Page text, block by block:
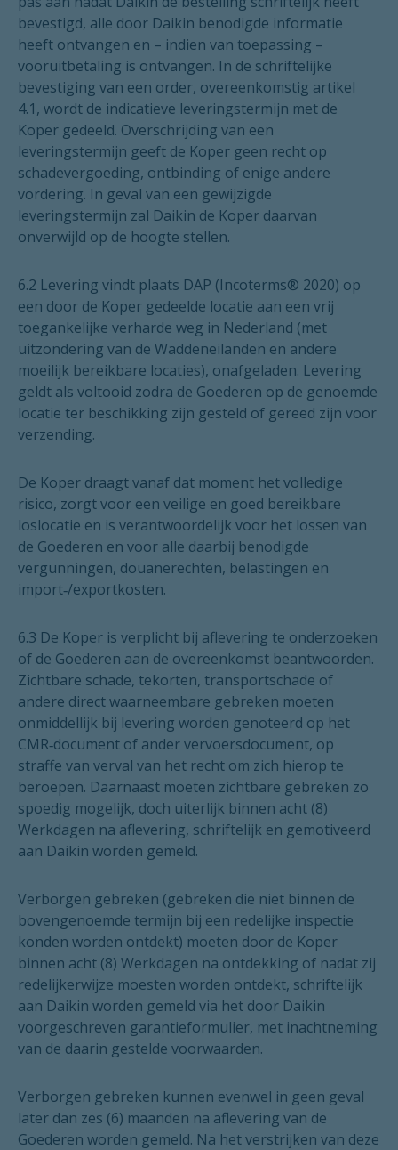
bevestigd, alle door Daikin benodigde informatie
heeft ontvangen en – indien van toepassing –
vooruitbetaling is ontvangen. In de schriftelijke
bevestiging van een order, overeenkomstig artikel
4.1, wordt de indicatieve leveringstermijn met de
Koper gedeeld. Overschrijding van een
leveringstermijn geeft de Koper geen recht op
schadevergoeding, ontbinding of enige andere
vordering. In geval van een gewijzigde
leveringstermijn zal Daikin de Koper daarvan
onverwijld op de hoogte stellen.
6.2 Levering vindt plaats DAP (Incoterms® 2020) op
een door de Koper gedeelde locatie aan een vrij
toegankelijke verharde weg in Nederland (met
uitzondering van de Waddeneilanden en andere
moeilijk bereikbare locaties), onafgeladen. Levering
geldt als voltooid zodra de Goederen op de genoemde
locatie ter beschikking zijn gesteld of gereed zijn voor
verzending.
De Koper draagt vanaf dat moment het volledige
risico, zorgt voor een veilige en goed bereikbare
loslocatie en is verantwoordelijk voor het lossen van
de Goederen en voor alle daarbij benodigde
vergunningen, douanerechten, belastingen en
import‑/exportkosten.
6.3 De Koper is verplicht bij aflevering te onderzoeken
of de Goederen aan de overeenkomst beantwoorden.
Zichtbare schade, tekorten, transportschade of
andere direct waarneembare gebreken moeten
onmiddellijk bij levering worden genoteerd op het
CMR‑document of ander vervoersdocument, op
straffe van verval van het recht om zich hierop te
beroepen. Daarnaast moeten zichtbare gebreken zo
spoedig mogelijk, doch uiterlijk binnen acht (8)
Werkdagen na aflevering, schriftelijk en gemotiveerd
aan Daikin worden gemeld.
Verborgen gebreken (gebreken die niet binnen de
bovengenoemde termijn bij een redelijke inspectie
konden worden ontdekt) moeten door de Koper
binnen acht (8) Werkdagen na ontdekking of nadat zij
redelijkerwijze moesten worden ontdekt, schriftelijk
aan Daikin worden gemeld via het door Daikin
voorgeschreven garantieformulier, met inachtneming
van de daarin gestelde voorwaarden.
Verborgen gebreken kunnen evenwel in geen geval
later dan zes (6) maanden na aflevering van de
Goederen worden gemeld. Na het verstrijken van deze